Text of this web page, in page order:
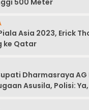
500 Meter
Asia 2023, Erick
ke Qatar
Dharmasraya
Asusila, Polisi: